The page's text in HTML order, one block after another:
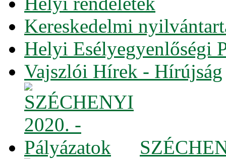
Kereskedelmi
Helyi Esélyegyenlőségi
Vajszlói Hírek - Hírújság